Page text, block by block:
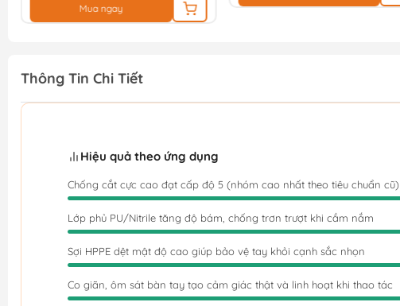
Mua ngay
Thông Tin Chi Tiết
Hiệu quả theo ứng dụng
Chống cắt cực cao đạt cấp độ 5 (nhóm cao nhất theo tiêu chuẩn cũ)
Lớp phủ PU/Nitrile tăng độ bám, chống trơn trượt khi cầm nắm
Sợi HPPE dệt mật độ cao giúp bảo vệ tay khỏi cạnh sắc nhọn
Co giãn, ôm sát bàn tay tạo cảm giác thật và linh hoạt khi thao tác